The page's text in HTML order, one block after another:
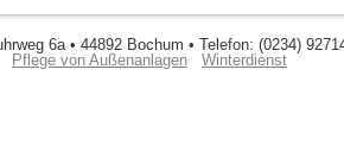
6a • 44892 Bochum • Telefon: (0234)
Pflege von Außenanlagen Winterdienst